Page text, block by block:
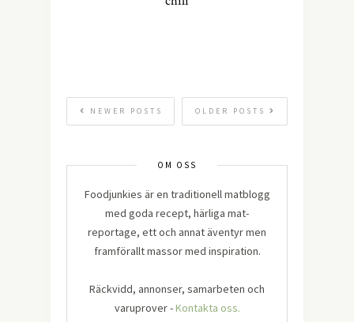
OLDER POSTS
NEWER POSTS
OM OSS
Foodjunkies är en traditionell matblogg
med goda recept, härliga mat-
reportage, ett och annat äventyr men
framförallt massor med inspiration.
Räckvidd, annonser, samarbeten och
varuprover -Kontakta oss.